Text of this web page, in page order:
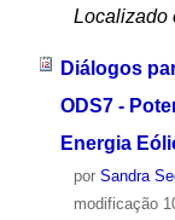
Localizado
Diálogos
ODS7 -
Energia
por Sandra
modificação